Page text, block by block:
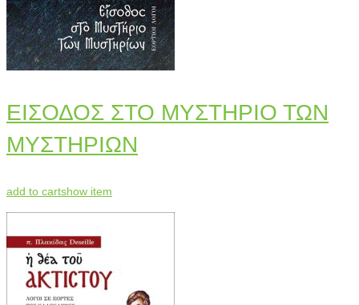
ΕΙΣΟΔΟΣ ΣΤΟ ΜΥΣΤΗΡΙΟ ΤΩΝ
ΜΥΣΤΗΡΙΩΝ
add to cartshow item